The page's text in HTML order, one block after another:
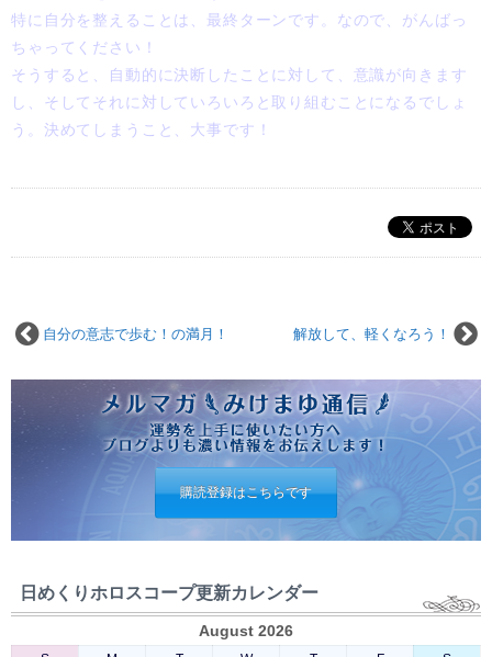
特に自分を整えることは、最終ターンです。なので、がんばっ
ちゃってください！
そうすると、自動的に決断したことに対して、意識が向きます
し、そしてそれに対していろいろと取り組むことになるでしょ
う。決めてしまうこと、大事です！
解放して、軽くなろう！
自分の意志で歩む！の満月！
購読登録はこちらです
日めくりホロスコープ更新カレンダー
August 2026